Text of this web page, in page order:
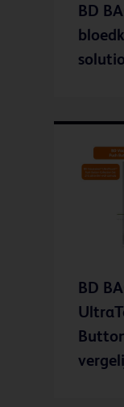
BD
BD